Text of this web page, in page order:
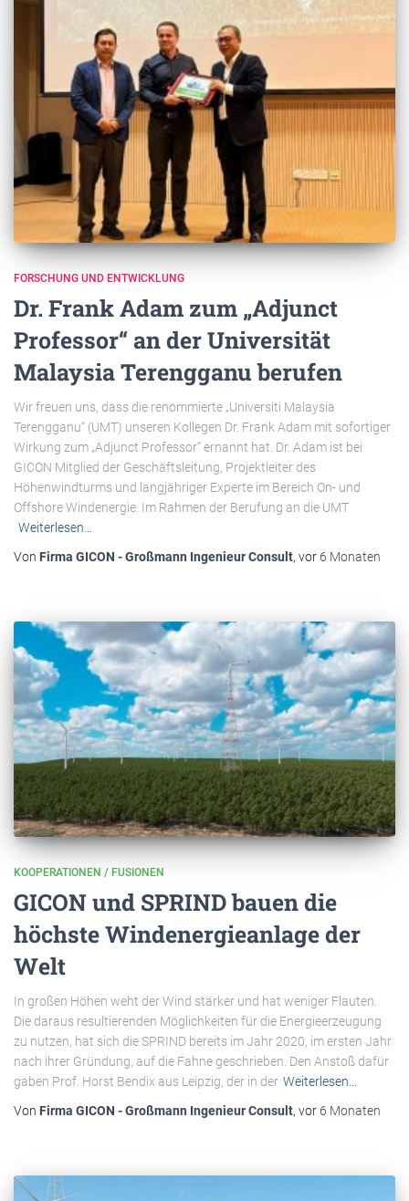
FORSCHUNG UND ENTWICKLUNG
Dr. Frank Adam zum „Adjunct
Professor“ an der Universität
Malaysia Terengganu berufen
Wir freuen uns, dass die renommierte „Universiti Malaysia
Terengganu“ (UMT) unseren Kollegen Dr. Frank Adam mit sofortiger
Wirkung zum „Adjunct Professor“ ernannt hat. Dr. Adam ist bei
GICON Mitglied der Geschäftsleitung, Projektleiter des
Höhenwindturms und langjähriger Experte im Bereich On- und
Offshore Windenergie. Im Rahmen der Berufung an die UMT
Weiterlesen…
Von Firma GICON - Großmann Ingenieur Consult, vor 6 Monaten
KOOPERATIONEN / FUSIONEN
GICON und SPRIND bauen die
höchste Windenergieanlage der
Welt
In großen Höhen weht der Wind stärker und hat weniger Flauten.
Die daraus resultierenden Möglichkeiten für die Energieerzeugung
zu nutzen, hat sich die SPRIND bereits im Jahr 2020, im ersten Jahr
nach ihrer Gründung, auf die Fahne geschrieben. Den Anstoß dafür
gaben Prof. Horst Bendix aus Leipzig, der in der Weiterlesen…
Von Firma GICON - Großmann Ingenieur Consult, vor 6 Monaten